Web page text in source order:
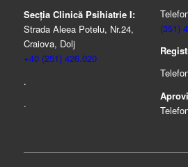
Secția Clinică Psihiatrie I:
Strada Aleea Potelu, Nr.24,
Craiova, Dolj
+40 (251) 426.020
.
.
(351)